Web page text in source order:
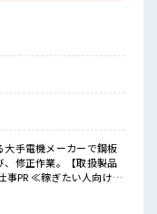
ばOKです！
しょう！
大手電機メーカーで鋼板
、修正作業。【取扱製品
業は月20時間以上あり